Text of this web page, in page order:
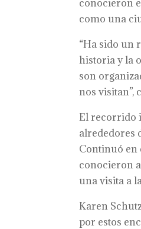
conocieron
como una
“Ha sido un
historia y la
son
nos
El recorrido
alrededores
Continuó en
conocieron
una visita a
Karen
por estos